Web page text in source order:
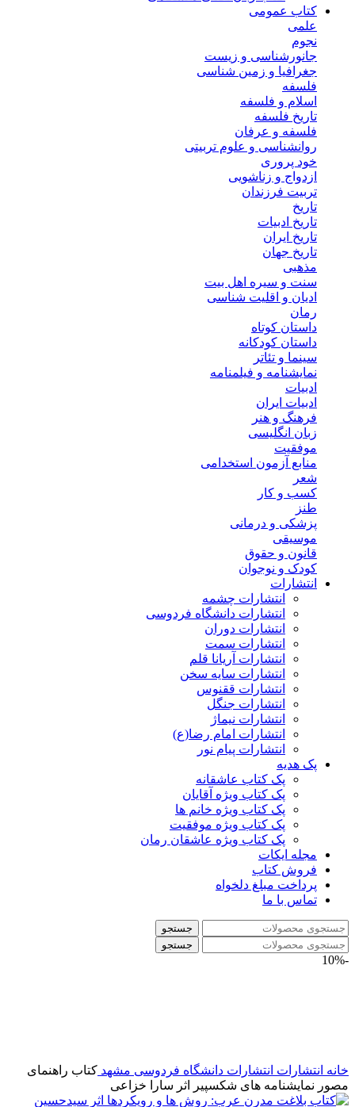
کتاب عمومی
علمی
نجوم
جانورشناسی و زیست
جغرافیا و زمین شناسی
فلسفه
اسلام و فلسفه
تاریخ فلسفه
فلسفه و عرفان
روانشناسی و علوم تربیتی
خود پروری
ازدواج و زناشویی
تربیت فرزندان
تاریخ
تاریخ ادبیات
تاریخ ایران
تاریخ جهان
مذهبی
سنت و سیره اهل بیت
ادیان و اقلیت شناسی
رمان
داستان کوتاه
داستان کودکانه
سینما و تئاتر
نمایشنامه و فیلمنامه
ادبیات
ادبیات ایران
فرهنگ و هنر
زبان انگلیسی
موفقیت
منابع آزمون استخدامی
شعر
کسب و کار
طنز
پزشکی و درمانی
موسیقی
قانون و حقوق
کودک و نوجوان
انتشارات
انتشارات چشمه
انتشارات دانشگاه فردوسی
انتشارات دوران
انتشارات سمت
انتشارات آریانا قلم
انتشارات سایه سخن
انتشارات ققنوس
انتشارات جنگل
انتشارات نیماژ
انتشارات امام رضا(ع)
انتشارات پیام نور
پک هدیه
پک کتاب عاشقانه
پک کتاب ویژه آقایان
پک کتاب ویژه خانم ها
پک کتاب ویژه موفقیت
پک کتاب ویژه عاشقان رمان
مجله ایکات
فروش کتاب
پرداخت مبلغ دلخواه
تماس با ما
جستجو
جستجو
-10%
خانه انتشارات انتشارات دانشگاه فردوسی مشهد کتاب راهنمای
مصور نمایشنامه های شکسپیر اثر سارا خزاعی